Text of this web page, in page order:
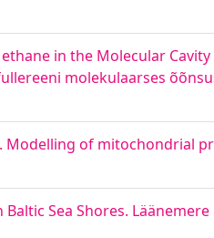
in the Molecular
molekulaarses
of mitochondrial
Sea Shores.